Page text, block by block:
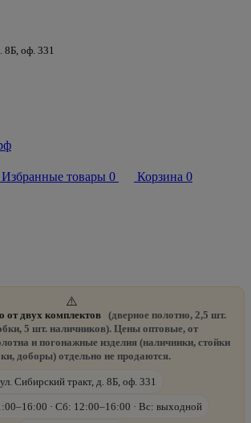
8Б, оф. 331
Избранные товары 0 Корзина 0
⚠️
от двух комплектов
(дверное полотно, 2,5 шт.
5 шт. наличников). Цены оптовые, от
и погонажные изделия (наличники, стойки
доборы) отдельно не продаются.
ул. Сибирский тракт, д. 8Б, оф. 331
· Сб: 12:00–16:00 · Вс: выходной